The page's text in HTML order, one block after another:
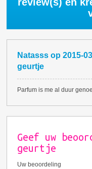
review(s) en
Natasss op2015-
geurtje
Parfum is me al duur
Geef uw
geurtje
Uw beoordeling